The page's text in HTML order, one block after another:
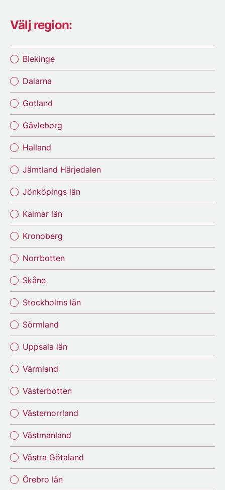
Välj region:
Blekinge
Dalarna
Gotland
Gävleborg
Halland
Jämtland Härjedalen
Jönköpings län
Kalmar län
Kronoberg
Norrbotten
Skåne
Stockholms län
Sörmland
Uppsala län
Värmland
Västerbotten
Västernorrland
Västmanland
Västra Götaland
Örebro län